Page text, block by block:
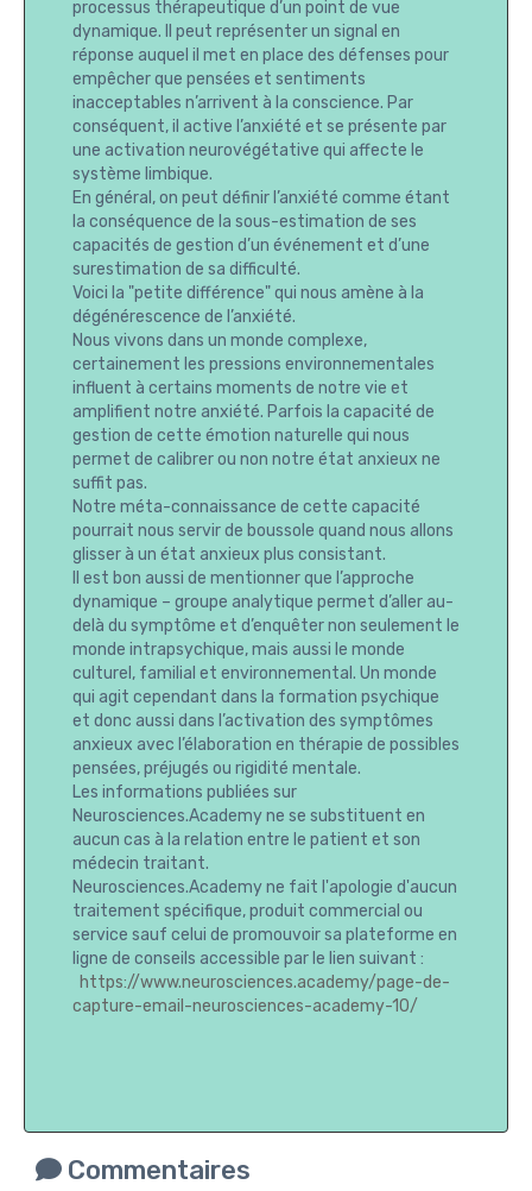
processus thérapeutique d’un point de vue
dynamique. Il peut représenter un signal en
réponse auquel il met en place des défenses pour
empêcher que pensées et sentiments
inacceptables n’arrivent à la conscience. Par
conséquent, il active l’anxiété et se présente par
une activation neurovégétative qui affecte le
système limbique.
En général, on peut définir l’anxiété comme étant
la conséquence de la sous-estimation de ses
capacités de gestion d’un événement et d’une
surestimation de sa difficulté.
Voici la "petite différence" qui nous amène à la
dégénérescence de l’anxiété.
Nous vivons dans un monde complexe,
certainement les pressions environnementales
influent à certains moments de notre vie et
amplifient notre anxiété. Parfois la capacité de
gestion de cette émotion naturelle qui nous
permet de calibrer ou non notre état anxieux ne
suffit pas.
Notre méta-connaissance de cette capacité
pourrait nous servir de boussole quand nous allons
glisser à un état anxieux plus consistant.
Il est bon aussi de mentionner que l’approche
dynamique – groupe analytique permet d’aller au-
delà du symptôme et d’enquêter non seulement le
monde intrapsychique, mais aussi le monde
culturel, familial et environnemental. Un monde
qui agit cependant dans la formation psychique
et donc aussi dans l’activation des symptômes
anxieux avec l’élaboration en thérapie de possibles
pensées, préjugés ou rigidité mentale.
Les informations publiées sur
Neurosciences.Academy ne se substituent en
aucun cas à la relation entre le patient et son
médecin traitant.
Neurosciences.Academy ne fait l'apologie d'aucun
traitement spécifique, produit commercial ou
service sauf celui de promouvoir sa plateforme en
ligne de conseils accessible par le lien suivant :
https://www.neurosciences.academy/page-de-
capture-email-neurosciences-academy-10/
Commentaires